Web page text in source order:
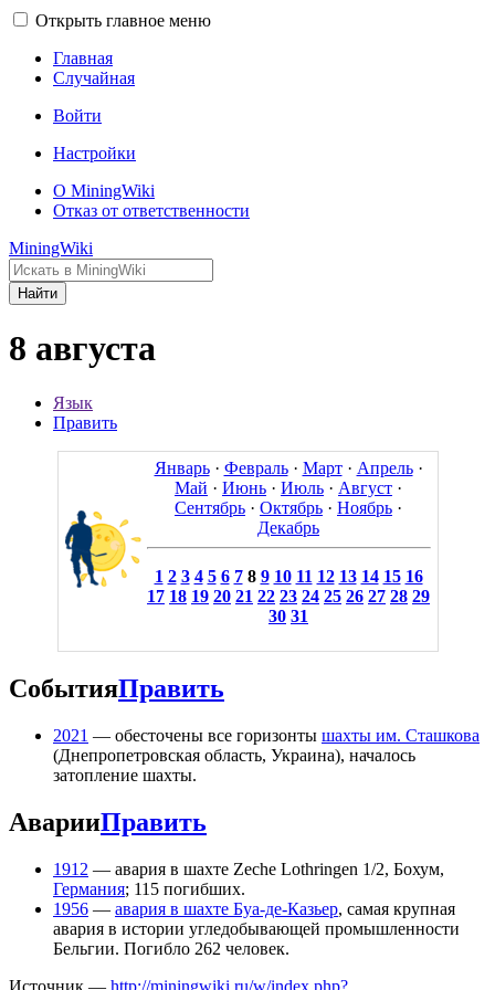
Открыть главное меню
Главная
Случайная
Войти
Настройки
О MiningWiki
Отказ от ответственности
MiningWiki
Найти
8 августа
Язык
Править
Январь· Февраль· Март· Апрель·
Май · Июнь · Июль · Август ·
Сентябрь · Октябрь · Ноябрь ·
Декабрь
1 2 3 4 5 6 7 8 9 10 11 12 13 14 15 16
17 18 19 20 21 22 23 24 25 26 27 28 29
30 31
СобытияПравить
2021 — обесточены все горизонты шахты им. Сташкова
(Днепропетровская область, Украина), началось
затопление шахты.
АварииПравить
1912 — авария в шахте Zeche Lothringen 1/2, Бохум,
Германия; 115 погибших.
1956 — авария в шахте Буа-де-Казьер, самая крупная
авария в истории угледобывающей промышленности
Бельгии. Погибло 262 человек.
Источник — http://miningwiki.ru/w/index.php?